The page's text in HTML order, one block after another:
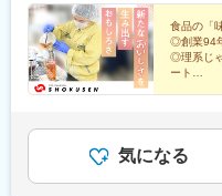
食品の「
◎創業94
◎理系じ
ート
気になる